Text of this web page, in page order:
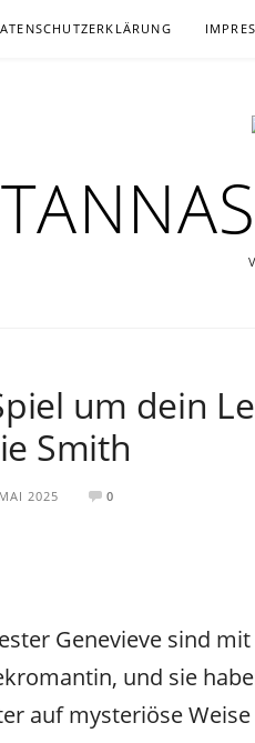
um dein
Smith
2025 0
Genevieve sind
und sie
auf mysteriöse Weise